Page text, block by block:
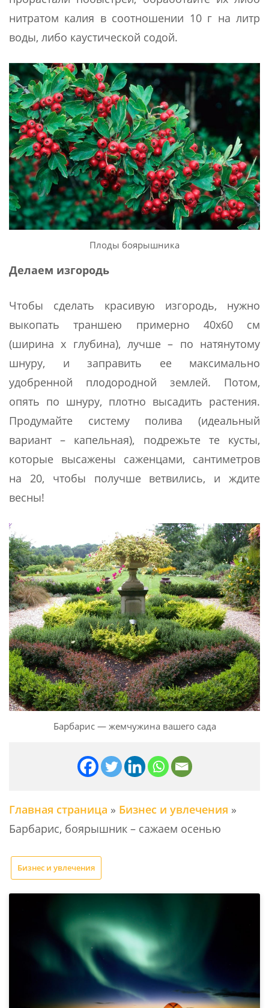
нитратом калия в соотношении 10 г на литр
воды, либо каустической содой.
Плоды боярышника
Делаем изгородь
Чтобы сделать красивую изгородь, нужно
выкопать траншею примерно 40х60 см
(ширина х глубина), лучше – по натянутому
шнуру, и заправить ее максимально
удобренной плодородной землей. Потом,
опять по шнуру, плотно высадить растения.
Продумайте систему полива (идеальный
вариант – капельная), подрежьте те кусты,
которые высажены саженцами, сантиметров
на 20, чтобы получше ветвились, и ждите
весны!
Барбарис — жемчужина вашего сада
Главная страница » Бизнес и увлечения »
Барбарис, боярышник – сажаем осенью
Бизнес и увлечения